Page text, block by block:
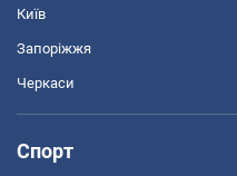
Київ
Запоріжжя
Черкаси
Спорт